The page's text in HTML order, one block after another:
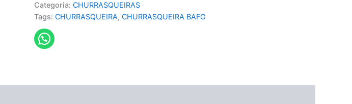
Categoria: CHURRASQUEIRAS
Tags: CHURRASQUEIRA, CHURRASQUEIRA BAFO